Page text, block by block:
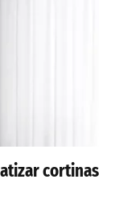
cortinas